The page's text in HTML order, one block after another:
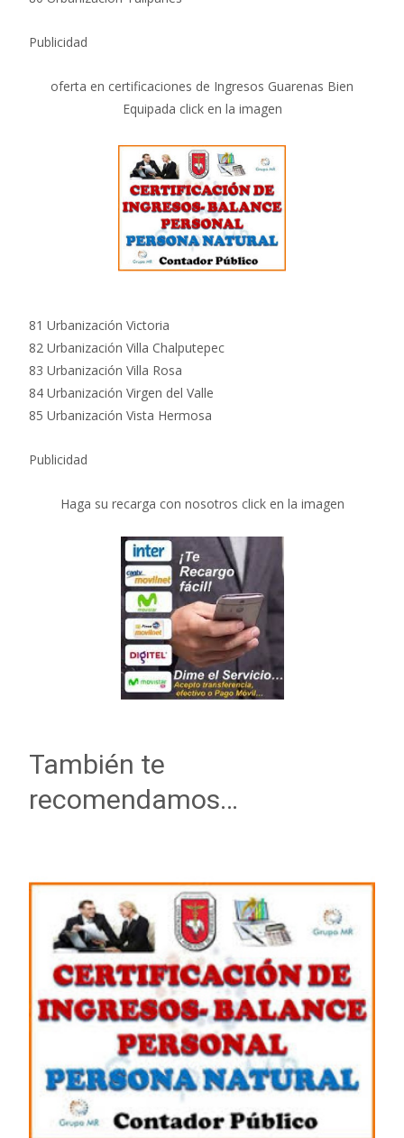
Publicidad
oferta en certificaciones de Ingresos Guarenas Bien
Equipada click en la imagen
81 Urbanización Victoria
82 Urbanización Villa Chalputepec
83 Urbanización Villa Rosa
84 Urbanización Virgen del Valle
85 Urbanización Vista Hermosa
Publicidad
Haga su recarga con nosotros click en la imagen
También te
recomendamos…